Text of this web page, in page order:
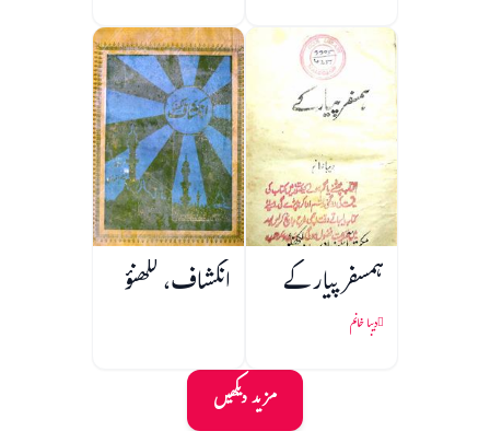
ہمسفر پیار کے
دیبا خانم
انکشاف، لکھنؤ
مزید دیکھیں